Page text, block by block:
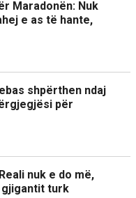
Maradonën: Nuk
e as të hante,
shpërthen ndaj
për
nuk e do më,
gjigantit turk